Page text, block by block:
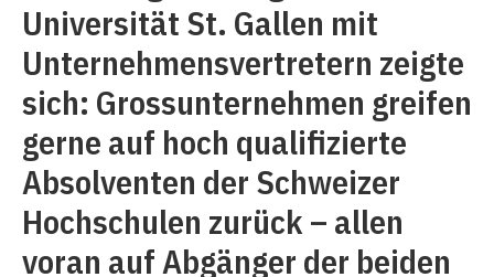
Universität St. Gallen mit
Unternehmensvertretern zeigte
sich: Grossunternehmen greifen
gerne auf hoch qualifizierte
Absolventen der Schweizer
Hochschulen zurück – allen
voran auf Abgänger der beiden